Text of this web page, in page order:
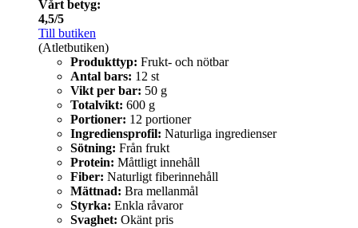
Vårt betyg:
4,5/5
Till butiken
(Atletbutiken)
Produkttyp: Frukt- och nötbar
Antal bars: 12 st
Vikt per bar: 50 g
Totalvikt: 600 g
Portioner: 12 portioner
Ingrediensprofil: Naturliga ingredienser
Sötning: Från frukt
Protein: Måttligt innehåll
Fiber: Naturligt fiberinnehåll
Mättnad: Bra mellanmål
Styrka: Enkla råvaror
Svaghet: Okänt pris